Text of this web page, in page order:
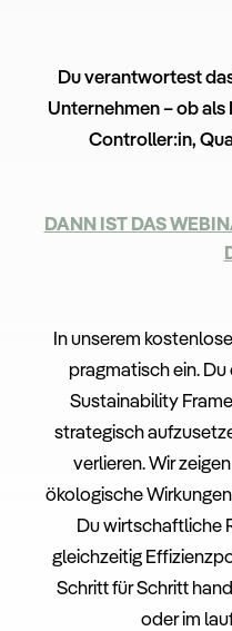
Du verantwortest
Unternehmen – ob
Controller:in,
DANN IST DAS
Inunserem
pragmatischein.Du
Sustainability
strategisch
verlieren.Wir
ökologischeWirkungen
Duwirtschaftliche
gleichzeitig
SchrittfürSchritt
oderim